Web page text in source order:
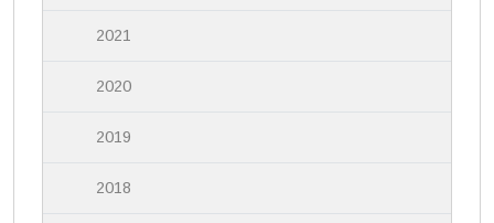
2021
2020
2019
2018